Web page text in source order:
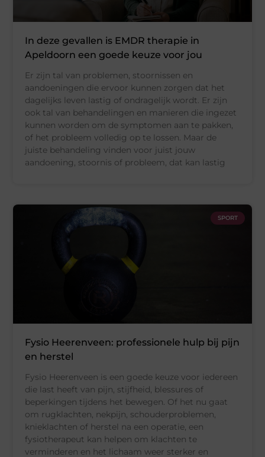
In deze gevallen is EMDR therapie in
Apeldoorn een goede keuze voor jou
Er zijn tal van problemen, stoornissen en
aandoeningen die ervoor kunnen zorgen dat het
dagelijks leven lastig of ondragelijk wordt. Er zijn
ook tal van behandelingen en manieren die ingezet
kunnen worden om de symptomen aan te pakken,
of het probleem volledig op te lossen. Maar de
juiste behandeling vinden voor juist jouw
aandoening, stoornis of probleem, dat kan lastig
SPORT
Fysio Heerenveen: professionele hulp bij pijn
en herstel
Fysio Heerenveen is een goede keuze voor iedereen
die last heeft van pijn, stijfheid, blessures of
beperkingen tijdens het bewegen. Of het nu gaat
om rugklachten, nekpijn, schouderproblemen,
knieklachten of herstel na een operatie, een
fysiotherapeut kan helpen om klachten te
verminderen en het lichaam weer sterker en